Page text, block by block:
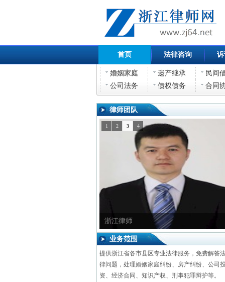
首页 法律咨询
婚姻家庭 遗产继承
民间
公司法务
债权债务 合同
律师团队
浙江律师
1 2 3 4
业务范围
提供浙江省各市县区专业法律服务，免费解答
律问题，处理婚姻家庭纠纷、房产纠纷、公司
资、经济合同、知识产权、刑事犯罪辩护等。